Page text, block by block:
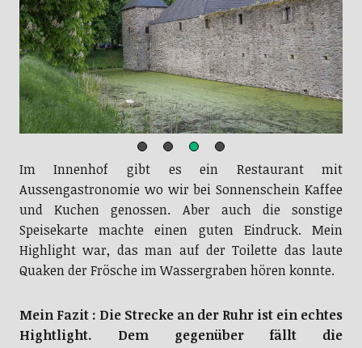
Im Innenhof gibt es ein Restaurant mit
Aussengastronomie wo wir bei Sonnenschein Kaffee
und Kuchen genossen. Aber auch die sonstige
Speisekarte machte einen guten Eindruck. Mein
Highlight war, das man auf der Toilette das laute
Quaken der Frösche im Wassergraben hören konnte.
Mein Fazit : Die Strecke an der Ruhr ist ein echtes
Hightlight. Dem gegenüber fällt die